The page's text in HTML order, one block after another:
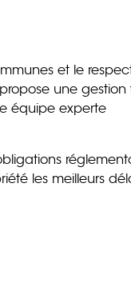
et le
une gestion
équipe experte
les meilleurs